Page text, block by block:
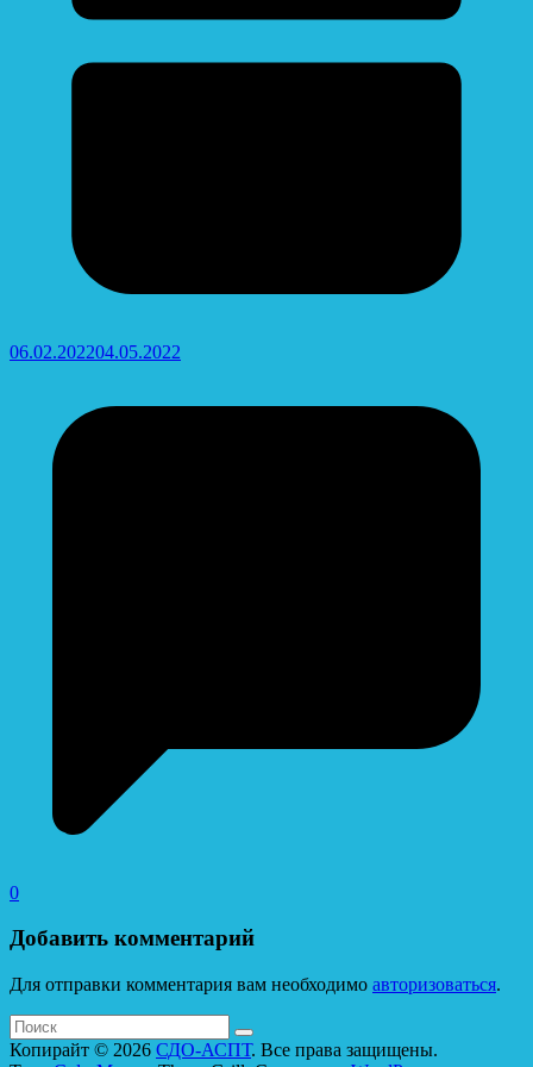
06.02.202204.05.2022
0
Добавить комментарий
Для отправки комментария вам необходимо авторизоваться.
Копирайт © 2026 СДО-АСПТ. Все права защищены.